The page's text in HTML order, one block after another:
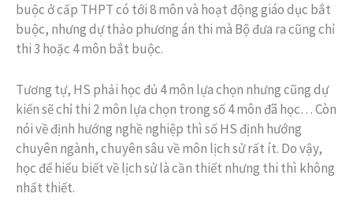
buộc ở cấp THPT có tới 8 môn và hoạt động giáo dục bắt
buộc, nhưng dự thảo phương án thi mà Bộ đưa ra cũng chỉ
thi 3 hoặc 4 môn bắt buộc.
Tương tự, HS phải học đủ 4 môn lựa chọn nhưng cũng dự
kiến sẽ chỉ thi 2 môn lựa chọn trong số 4 môn đã học… Còn
nói về định hướng nghề nghiệp thì số HS định hướng
chuyên ngành, chuyên sâu về môn lịch sử rất ít. Do vậy,
học để hiểu biết về lịch sử là cần thiết nhưng thi thì không
nhất thiết.